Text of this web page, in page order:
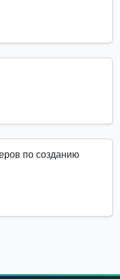
по созданию